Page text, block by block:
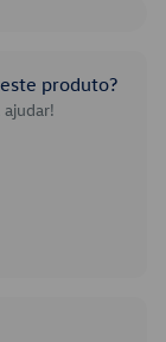
produto?